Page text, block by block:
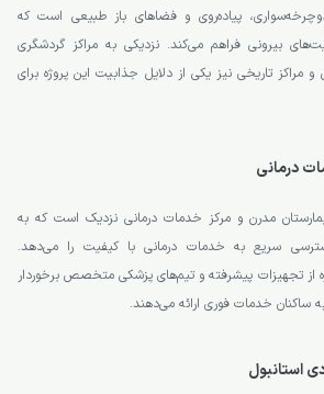
پیاده‌روی و فضاهای باز طبیعی است که
بیرونی فراهم می‌کند. نزدیکی به مراکز گردشگری
و مراکز تاریخی نیز یکی از دلایل جذابیت این پروژه برای
درمانی
مدرن و مرکز خدمات درمانی نزدیک است که به
سریع به خدمات درمانی با کیفیت را می‌دهد.
از تجهیزات پیشرفته و تیم‌های پزشکی متخصص برخوردار
ساکنان خدمات فوری ارائه می‌دهند.
استانبول